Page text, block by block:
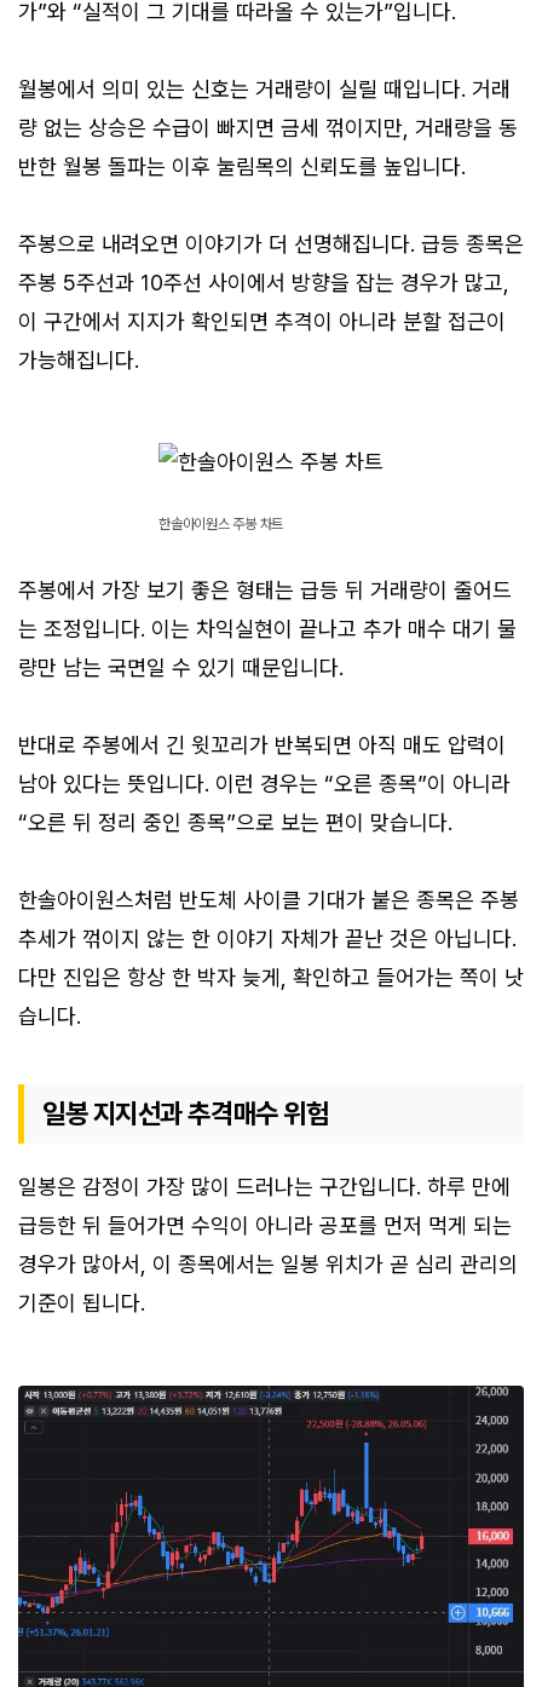
가”와 “실적이 그 기대를 따라올 수 있는가”입니다.
월봉에서 의미 있는 신호는 거래량이 실릴 때입니다. 거래
량 없는 상승은 수급이 빠지면 금세 꺾이지만, 거래량을 동
반한 월봉 돌파는 이후 눌림목의 신뢰도를 높입니다.
주봉으로 내려오면 이야기가 더 선명해집니다. 급등 종목은
주봉 5주선과 10주선 사이에서 방향을 잡는 경우가 많고,
이 구간에서 지지가 확인되면 추격이 아니라 분할 접근이
가능해집니다.
한솔아이원스 주봉 차트
주봉에서 가장 보기 좋은 형태는 급등 뒤 거래량이 줄어드
는 조정입니다. 이는 차익실현이 끝나고 추가 매수 대기 물
량만 남는 국면일 수 있기 때문입니다.
반대로 주봉에서 긴 윗꼬리가 반복되면 아직 매도 압력이
남아 있다는 뜻입니다. 이런 경우는 “오른 종목”이 아니라
“오른 뒤 정리 중인 종목”으로 보는 편이 맞습니다.
한솔아이원스처럼 반도체 사이클 기대가 붙은 종목은 주봉
추세가 꺾이지 않는 한 이야기 자체가 끝난 것은 아닙니다.
다만 진입은 항상 한 박자 늦게, 확인하고 들어가는 쪽이 낫
습니다.
일봉 지지선과 추격매수 위험
일봉은 감정이 가장 많이 드러나는 구간입니다. 하루 만에
급등한 뒤 들어가면 수익이 아니라 공포를 먼저 먹게 되는
경우가 많아서, 이 종목에서는 일봉 위치가 곧 심리 관리의
기준이 됩니다.